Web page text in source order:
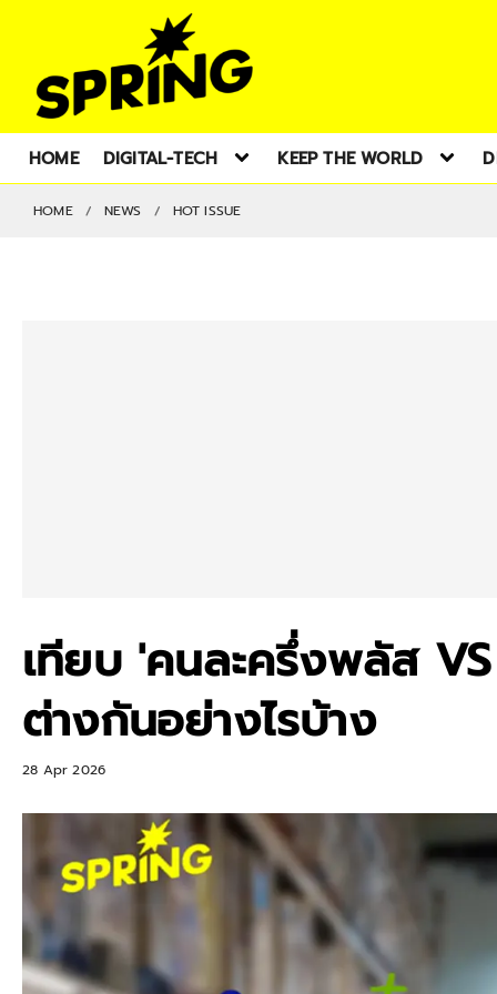
HOME DIGITAL-TECH KEEP THE WORLD
HOME NEWS HOT ISSUE
เทียบ 'คนละครึ่งพลัส
ต่างกันอย่างไรบ้าง
28 Apr 2026